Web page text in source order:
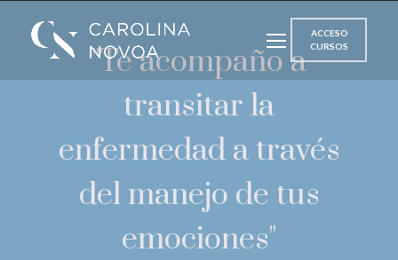
ACCESO
CURSOS
"Te acompaño a
transitar la
enfermedad a través
del manejo de tus
emociones"